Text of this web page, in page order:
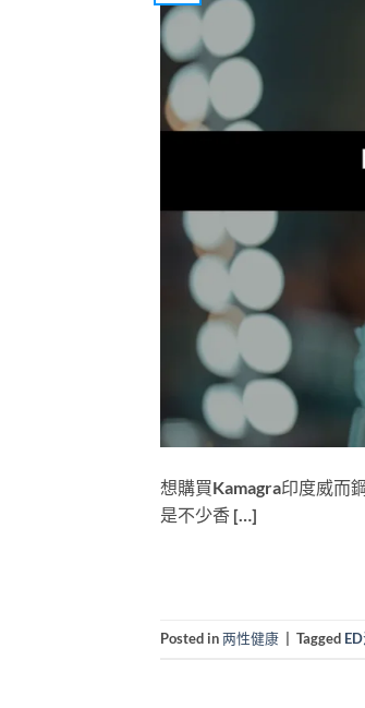
想購買Kamagra印度威而
是不少香 […]
Posted in两性健康 Tagged